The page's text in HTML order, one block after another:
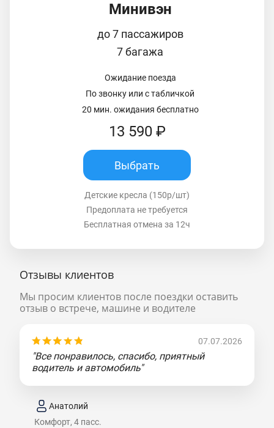
Минивэн
до 7 пассажиров
7 багажа
Ожидание поезда
По звонку или с табличкой
20 мин. ожидания бесплатно
13 590 ₽
Выбрать
Детские кресла (150р/шт)
Предоплата не требуется
Бесплатная отмена за 12ч
Отзывы клиентов
Мы просим клиентов после поездки оставить
отзыв о встрече, машине и водителе
07.07.2026
"Все понравилось, спасибо, приятный
водитель и автомобиль"
Анатолий
Комфорт, 4 пасс.